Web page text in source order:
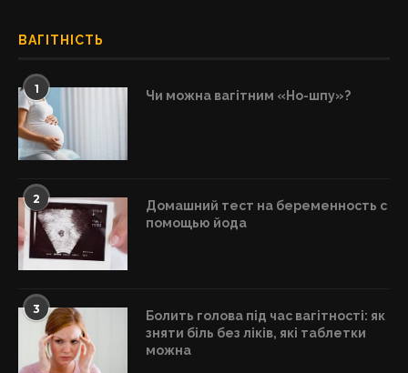
ВАГІТНІСТЬ
1 Чи можна вагітним «Но-шпу»?
2
Домашний тест на беременность с
помощью йода
3
Болить голова під час вагітності: як
зняти біль без ліків, які таблетки
можна